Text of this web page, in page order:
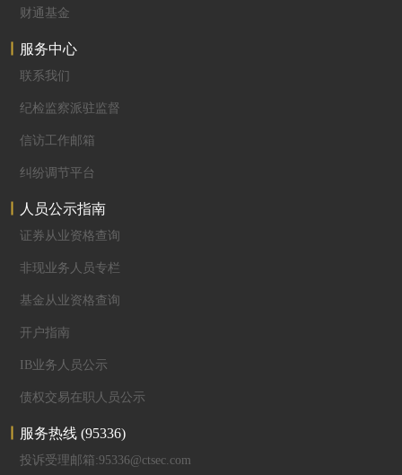
财通基金
服务中心
联系我们
纪检监察派驻监督
信访工作邮箱
纠纷调节平台
人员公示指南
证券从业资格查询
非现业务人员专栏
基金从业资格查询
开户指南
IB业务人员公示
债权交易在职人员公示
服务热线(95336)
投诉受理邮箱:95336@ctsec.com